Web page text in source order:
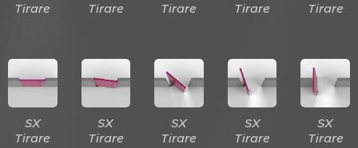
Tirare
Tirare
Tirare
Tirare
Tirare
SX
Tirare
SX
Tirare
SX
Tirare
SX
Tirare
SX
Tirare